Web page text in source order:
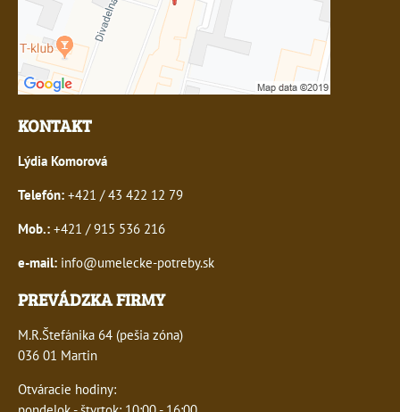
KONTAKT
Lýdia Komorová
Telefón: +421 / 43 422 12 79
Mob.: +421 / 915 536 216
e-mail: info@umelecke-potreby.sk
PREVÁDZKA FIRMY
M.R.Štefánika 64 (pešia zóna)
036 01 Martin
Otváracie hodiny: